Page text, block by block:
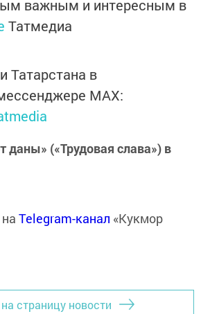
важным и интересным в
Татмедиа
Татарстана в
MАХ:
даны» («Трудовая слава») в
Telegram-канал «Кукмор
страницу новости